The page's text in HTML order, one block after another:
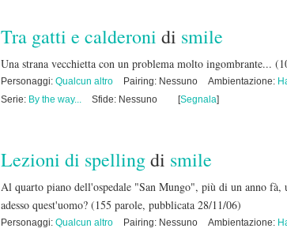
Tra gatti e calderoni di smile
Una strana vecchietta con un problema molto ingombrante...
Personaggi: Qualcun altro Pairing: Nessuno Ambientazione:
Serie: By the way... Sfide: Nessuno [Segnala]
Lezioni di spellingdi smile
Al quarto piano dell'ospedale "San Mungo", più di un anno fà,
adesso quest'uomo? (155 parole, pubblicata 28/11/06)
Personaggi: Qualcun altro Pairing: Nessuno Ambientazione: